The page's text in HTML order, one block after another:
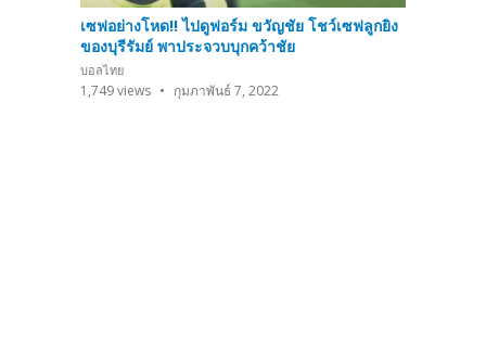
เซฟอย่างโหด!! ไปดูฟอร์ม ขวัญชัย โชว์เซฟลูกยิง
ของบุรีรัมย์ พาประจวบบุกคว้าชัย
บอลไทย
1,749views กุมภาพันธ์ 7, 2022